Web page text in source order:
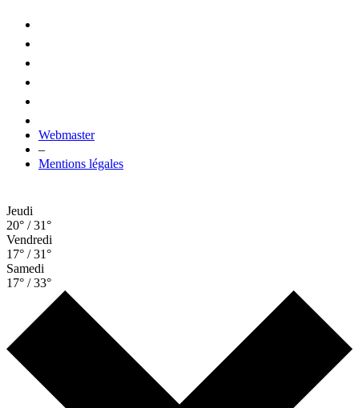
Webmaster
–
Mentions légales
Jeudi
20° / 31°
Vendredi
17° / 31°
Samedi
17° / 33°